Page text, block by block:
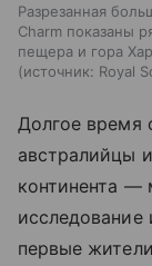
Разрезанная
Charm показаны
пещера и гора
источник: Royal
Долгое время
австралийцы
континента —
исследование
первые